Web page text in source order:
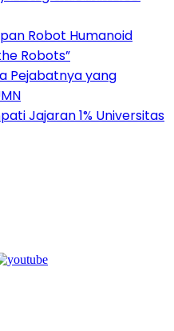
Robot Humanoid
Robots”
Pejabatnya yang
Jajaran 1% Universitas